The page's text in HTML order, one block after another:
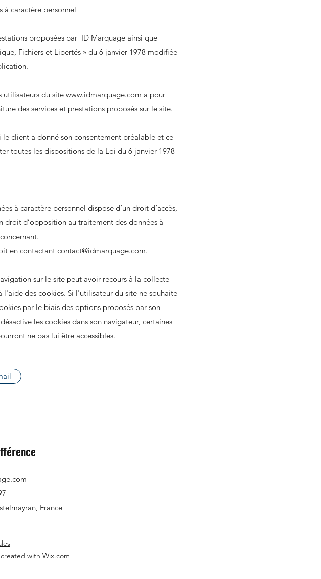
caractère personnel
proposées par ID Marquage ainsi que
Fichiers et Libertés » du 6 janvier 1978 modifiée
utilisateurs du site www.idmarquage.com a pour
des services et prestations proposés sur le site.
le client a donné son consentement préalable et ce
toutes les dispositions de la Loi du 6 janvier 1978
à caractère personnel dispose d’un droit d’accès,
droit d’opposition au traitement des données à
en contactant contact@idmarquage.com.
sur le site peut avoir recours à la collecte
des cookies. Si l'utilisateur du site ne souhaite
par le biais des options proposés par son
les cookies dans son navigateur, certaines
ne pas lui être accessibles.
France
with Wix.com